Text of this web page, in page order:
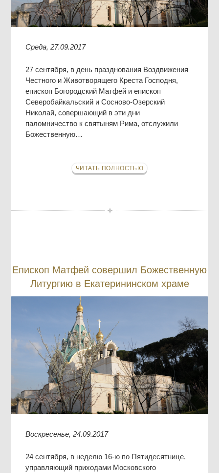
Среда, 27.09.2017
27 сентября, в день празднования Воздвижения
Честного и Животворящего Креста Господня,
епископ Богородский Матфей и епископ
Северобайкальский и Сосново-Озерский
Николай, совершающий в эти дни
паломничество к святыням Рима, отслужили
Божественную…
ЧИТАТЬ ПОЛНОСТЬЮ
Епископ Матфей совершил Божественную
Литургию в Екатерининском храме
Воскресенье, 24.09.2017
24 сентября, в неделю 16-ю по Пятидесятнице,
управляющий приходами Московского